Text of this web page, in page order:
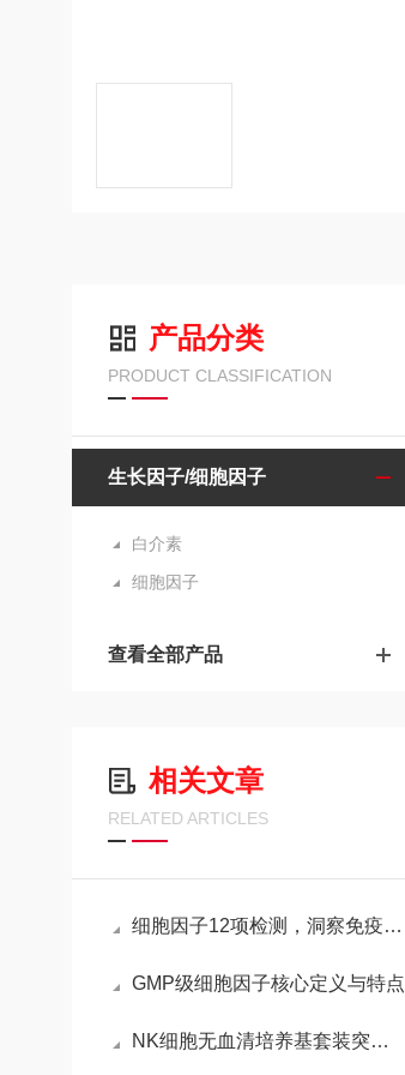
产品分类
PRODUCT CLASSIFICATION
生长因子/细胞因子
白介素
细胞因子
查看全部产品
相关文章
RELATED ARTICLES
细胞因子12项检测，洞察免疫与疾病的重要窗口
GMP级细胞因子核心定义与特点
NK细胞无血清培养基套装突破传统限制的免疫细胞扩增产品